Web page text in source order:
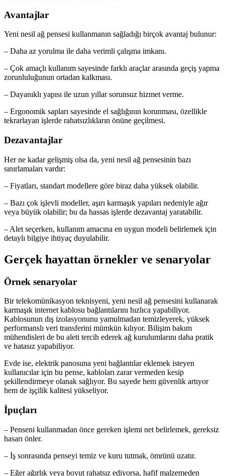
Avantajlar
Yeni nesil ağ pensesi kullanmanın sağladığı birçok avantaj bulunur:
– Daha az yorulma ile daha verimli çalışma imkanı.
– Çok amaçlı kullanım sayesinde farklı araçlar arasında geçiş yapma
zorunluluğunun ortadan kalkması.
– Dayanıklı yapısı ile uzun yıllar sorunsuz hizmet verme.
– Ergonomik sapları sayesinde el sağlığının korunması, özellikle
tekrarlayan işlerde rahatsızlıkların önüne geçilmesi.
Dezavantajlar
Her ne kadar gelişmiş olsa da, yeni nesil ağ pensesinin bazı
sınırlamaları vardır:
– Fiyatları, standart modellere göre biraz daha yüksek olabilir.
– Bazı çok işlevli modeller, aşırı karmaşık yapıları nedeniyle ağır
veya büyük olabilir; bu da hassas işlerde dezavantaj yaratabilir.
– Alet seçerken, kullanım amacına en uygun modeli belirlemek için
detaylı bilgiye ihtiyaç duyulabilir.
Gerçek hayattan örnekler ve senaryolar
Örnek senaryolar
Bir telekomünikasyon teknisyeni, yeni nesil ağ pensesini kullanarak
karmaşık internet kablosu bağlantılarını hızlıca yapabiliyor.
Kablosunun dış izolasyonunu yamulmadan temizleyerek, yüksek
performanslı veri transferini mümkün kılıyor. Bilişim bakım
mühendisleri de bu aleti tercih ederek ağ kurulumlarını daha pratik
ve hatasız yapabiliyor.
Evde ise, elektrik panosuna yeni bağlantılar eklemek isteyen
kullanıcılar için bu pense, kabloları zarar vermeden kesip
şekillendirmeye olanak sağlıyor. Bu sayede hem güvenlik artıyor
hem de işçilik kalitesi yükseliyor.
İpuçları
– Penseni kullanmadan önce gereken işlemi net belirlemek, gereksiz
hasarı önler.
– İş sonrasında penseyi temiz ve kuru tutmak, ömrünü uzatır.
– Eğer ağırlık veya boyut rahatsız ediyorsa, hafif malzemeden